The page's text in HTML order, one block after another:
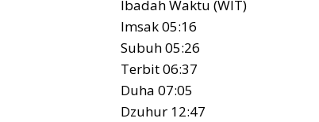
Ibadah Waktu (WIT)
Imsak 05:16
Subuh 05:26
Terbit 06:37
Duha 07:05
Dzuhur 12:47